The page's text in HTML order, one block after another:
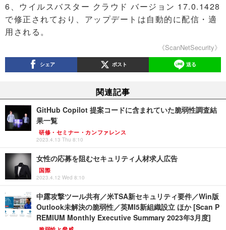
6、ウイルスバスター クラウド バージョン 17.0.1428
で修正されており、アップデートは自動的に配信・適
用される。
《ScanNetSecurity》
シェア ポスト 送る
関連記事
GitHub Copilot 提案コードに含まれていた脆弱性調査結
果一覧
研修・セミナー・カンファレンス
2023.4.13 Thu 8:10
女性の応募を阻むセキュリティ人材求人広告
国際
2023.4.12 Wed 8:10
中露攻撃ツール共有／米TSA新セキュリティ要件／Win版
Outlook未解決の脆弱性／英MI5新組織設立 ほか [Scan P
REMIUM Monthly Executive Summary 2023年3月度]